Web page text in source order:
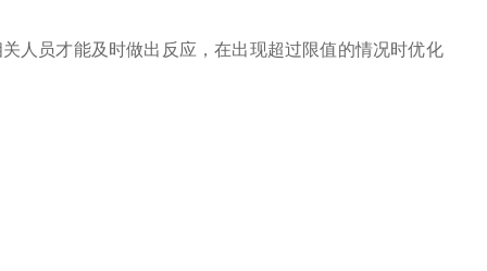
人员才能及时做出反应，在出现超过限值的情况时优化